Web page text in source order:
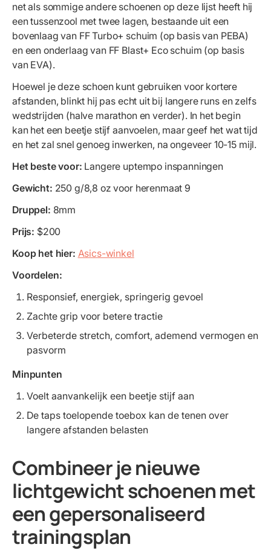
net als sommige andere schoenen op deze lijst heeft hij
een tussenzool met twee lagen, bestaande uit een
bovenlaag van FF Turbo+ schuim (op basis van PEBA)
en een onderlaag van FF Blast+ Eco schuim (op basis
van EVA).
Hoewel je deze schoen kunt gebruiken voor kortere
afstanden, blinkt hij pas echt uit bij langere runs en zelfs
wedstrijden (halve marathon en verder). In het begin
kan het een beetje stijf aanvoelen, maar geef het wat tijd
en het zal snel genoeg inwerken, na ongeveer 10-15 mijl.
Het beste voor: Langere uptempo inspanningen
Gewicht: 250 g/8,8 oz voor herenmaat 9
Druppel: 8mm
Prijs: $200
Koop het hier: Asics-winkel
Voordelen:
Responsief, energiek, springerig gevoel
Zachte grip voor betere tractie
Verbeterde stretch, comfort, ademend vermogen en
pasvorm
Minpunten
Voelt aanvankelijk een beetje stijf aan
De taps toelopende toebox kan de tenen over
langere afstanden belasten
Combineer je nieuwe
lichtgewicht schoenen met
een gepersonaliseerd
trainingsplan